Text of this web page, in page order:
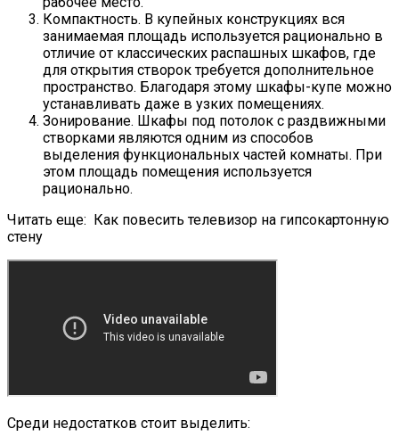
Компактность. В купейных конструкциях вся
занимаемая площадь используется рационально в
отличие от классических распашных шкафов, где
для открытия створок требуется дополнительное
пространство. Благодаря этому шкафы-купе можно
устанавливать даже в узких помещениях.
Зонирование. Шкафы под потолок с раздвижными
створками являются одним из способов
выделения функциональных частей комнаты. При
этом площадь помещения используется
рационально.
Читать еще:
Как повесить телевизор на гипсокартонную
стену
Среди недостатков стоит выделить: